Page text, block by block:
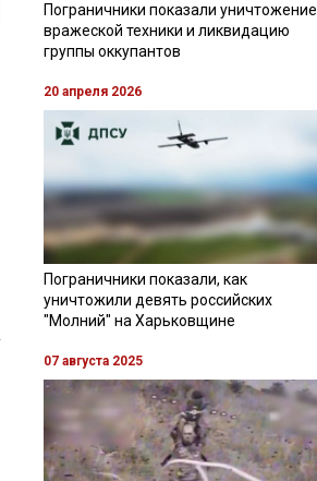
Пограничники показали уничтожение
вражеской техники и ликвидацию
группы оккупантов
20 апреля 2026
Пограничники показали, как
уничтожили девять российских
"Молний" на Харьковщине
07 августа 2025